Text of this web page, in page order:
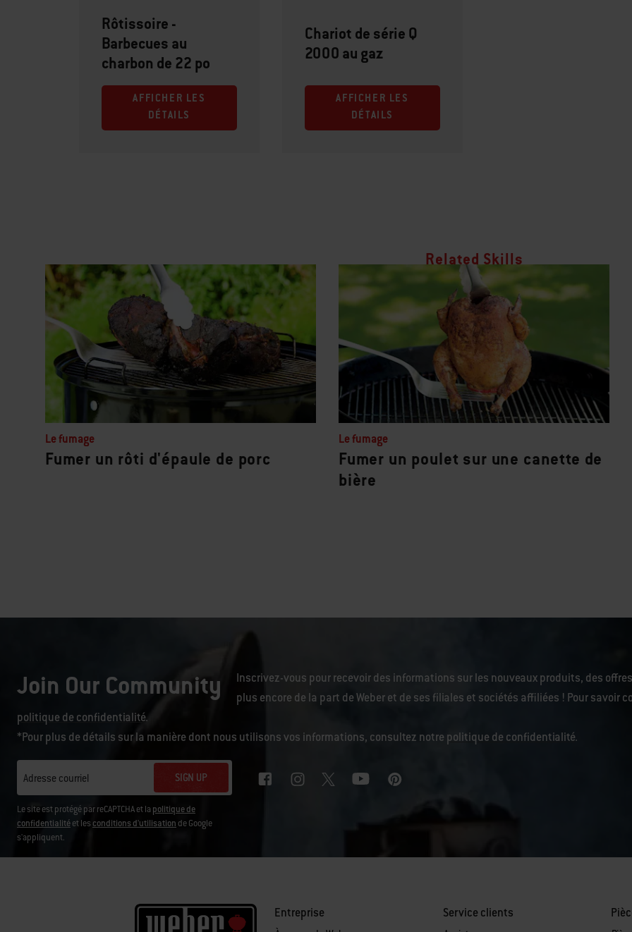
Rôtissoire -
Barbecues au
charbon de 22 po
AFFICHER LES
DÉTAILS
Chariot de série Q
2000 au gaz
AFFICHER LES
DÉTAILS
Related Skills
Le fumage
Fumer un rôti d'épaule de porc
Le fumage
Fumer un poulet sur une canette de
bière
Join Our Community
Inscrivez-vous pour recevoir des informations sur les nouveaux produits, des
plus encore de la part de Weber et de ses filiales et sociétés affiliées ! Pour
politique de confidentialité.
*Pour plus de détails sur la manière dont nous utilisons vos informations, consultez notre politique de confidentialité.
Adresse courriel SIGN UP
Le site est protégé par reCAPTCHA et la politique de
confidentialitéet les conditions d'utilisation de Google
s'appliquent.
Entreprise Service clients